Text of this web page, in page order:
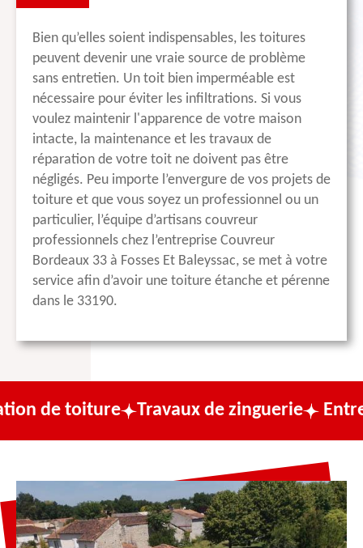
Bien qu’elles soient indispensables, les toitures
peuvent devenir une vraie source de problème
sans entretien. Un toit bien imperméable est
nécessaire pour éviter les infiltrations. Si vous
voulez maintenir l'apparence de votre maison
intacte, la maintenance et les travaux de
réparation de votre toit ne doivent pas être
négligés. Peu importe l’envergure de vos projets de
toiture et que vous soyez un professionnel ou un
particulier, l’équipe d’artisans couvreur
professionnels chez l’entreprise Couvreur
Bordeaux 33 à Fosses Et Baleyssac, se met à votre
service afin d’avoir une toiture étanche et pérenne
dans le 33190.
Travaux de zinguerie Entreprise de